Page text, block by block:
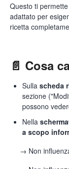
Questo ti
adattato per
ricetta
📄 Cosa
Sulla scheda
sezione
possono
Nella
a scopo
→ Non